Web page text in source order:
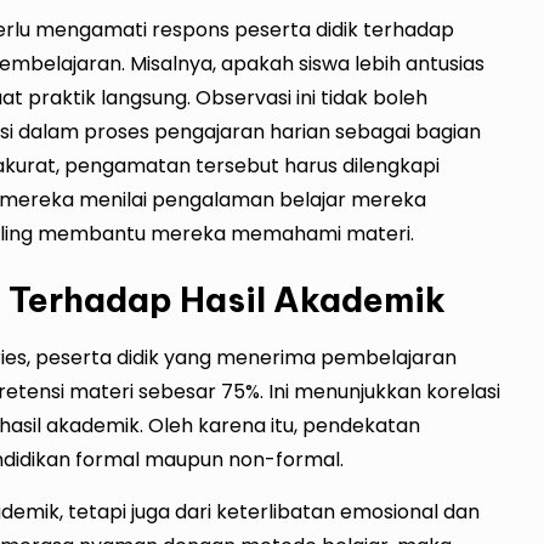
mengamati respons peserta didik terhadap
Misalnya, apakah siswa lebih antusias
praktik langsung. Observasi ini tidak boleh
dalam proses pengajaran harian sebagai bagian
pengamatan tersebut harus dilengkapi
menilai pengalaman belajar mereka
membantu mereka memahami materi.
Hasil Akademik
peserta didik yang menerima pembelajaran
materi sebesar 75%. Ini menunjukkan korelasi
akademik. Oleh karena itu, pendekatan
formal maupun non-formal.
tetapi juga dari keterlibatan emosional dan